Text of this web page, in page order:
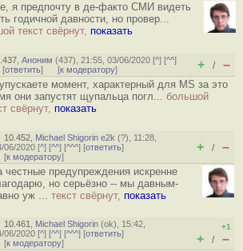
я предпочту в де-факто СМИ видеть
годичной давности, но провер...
текст свёрнут, показать
,Аноним (437), 21:55, 03/06/2020 [^] [^^]
[ответить] [к модератору] + / –
момент, характерный для MS за это
они запустят щупальца погл... большой
свёрнут, показать
10.452 Michael Shigorin e2k (?), 11:28,
06/2020 [^] [^^] [^^^] [ответить]
[к модератору]
+ / –
честные предупреждения искренне
но серьёзно -- мы давным-
уж ... текст свёрнут, показать
10.461 Michael Shigorin (ok), 15:42,
06/2020 [^] [^^] [^^^] [ответить]
[к модератору]
+1
+ / –